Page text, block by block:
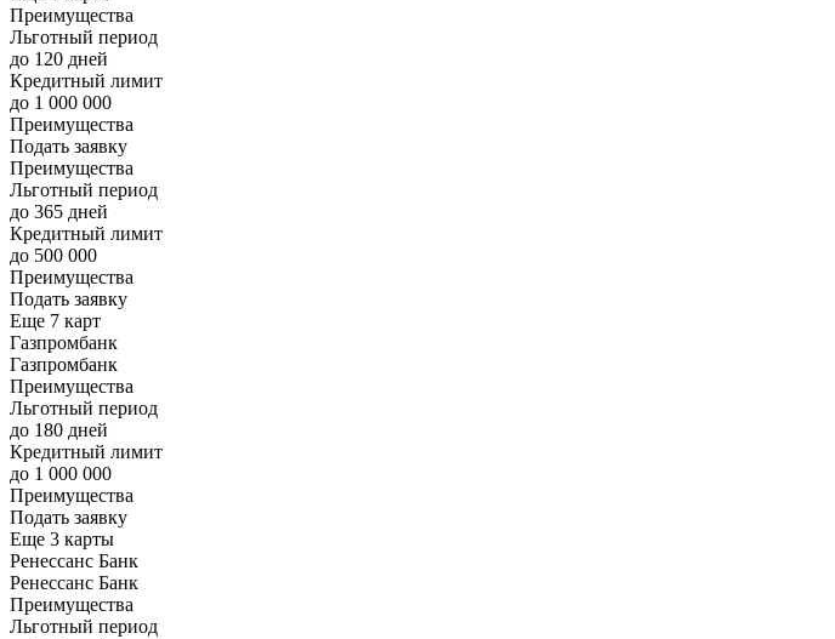
Преимущества
Льготный период
до 120 дней
Кредитный лимит
до 1 000 000
Преимущества
Подать заявку
Преимущества
Льготный период
до 365 дней
Кредитный лимит
до 500 000
Преимущества
Подать заявку
Еще 7 карт
Газпромбанк
Газпромбанк
Преимущества
Льготный период
до 180 дней
Кредитный лимит
до 1 000 000
Преимущества
Подать заявку
Еще 3 карты
Ренессанс Банк
Ренессанс Банк
Преимущества
Льготный период